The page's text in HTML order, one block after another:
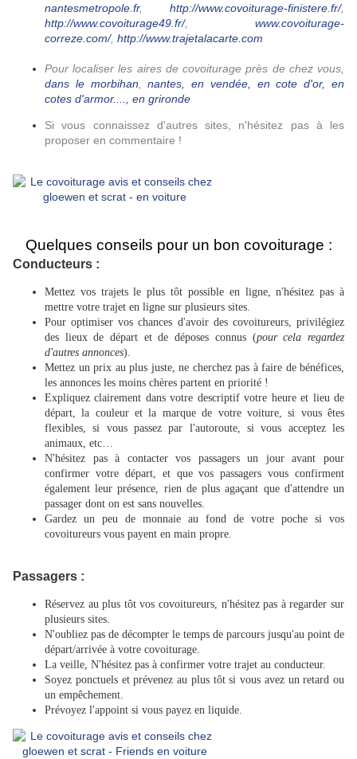
nantesmetropole.fr, http://www.covoiturage-finistere.fr/,
http://www.covoiturage49.fr/, www.covoiturage-
correze.com/, http://www.trajetalacarte.com
Pour localiser les aires de covoiturage près de chez vous,
dans le morbihan ,nantes,en vendée, en cote d'or,en
cotes d'armor....
, en grironde
Si vous connaissez d'autres sites, n'hésitez pas à les
proposer en commentaire !
Quelques conseils pour un bon covoiturage :
Conducteurs :
Mettez vos trajets le plus tôt possible en ligne, n'hésitez pas à
mettre votre trajet en ligne sur plusieurs sites.
Pour optimiser vos chances d'avoir des covoitureurs, privilégiez
des lieux de départ et de déposes connus (pour cela regardez
d'autres annonces).
Mettez un prix au plus juste, ne cherchez pas à faire de bénéfices,
les annonces les moins chères partent en priorité !
Expliquez clairement dans votre descriptif votre heure et lieu de
départ, la couleur et la marque de votre voiture, si vous êtes
flexibles, si vous passez par l'autoroute, si vous acceptez les
animaux, etc…
N'hésitez pas à contacter vos passagers un jour avant pour
confirmer votre départ, et que vos passagers vous confirment
également leur présence, rien de plus agaçant que d'attendre un
passager dont on est sans nouvelles.
Gardez un peu de monnaie au fond de votre poche si vos
covoitureurs vous payent en main propre.
Passagers :
Réservez au plus tôt vos covoitureurs, n'hésitez pas à regarder sur
plusieurs sites.
N'oubliez pas de décompter le temps de parcours jusqu'au point de
départ/arrivée à votre covoiturage.
La veille, N'hésitez pas à confirmer votre trajet au conducteur.
Soyez ponctuels et prévenez au plus tôt si vous avez un retard ou
un empêchement.
Prévoyez l'appoint si vous payez en liquide.